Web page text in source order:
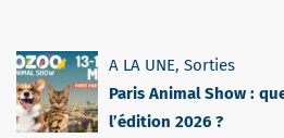
A LA UNE, Sorties
Paris Animal Show :
l’édition 2026 ?